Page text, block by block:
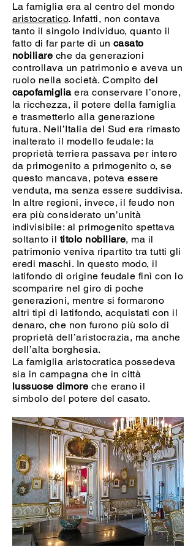
La famiglia era al centro del mondo
aristocratico. Infatti, non contava
tanto il singolo individuo, quanto il
fatto di far parte di un casato
nobiliare che da generazioni
controllava un patrimonio e aveva un
ruolo nella società. Compito del
capofamigliaera conservare l’onore,
la ricchezza, il potere della famiglia
e trasmetterlo alla generazione
futura. Nell’Italia del Sud era rimasto
inalterato il modello feudale: la
proprietà terriera passava per intero
da primogenito a primogenito o, se
questo mancava, poteva essere
venduta, ma senza essere suddivisa.
In altre regioni, invece, il feudo non
era più considerato un’unità
indivisibile: al primogenito spettava
soltanto il titolo nobiliare, ma il
patrimonio veniva ripartito tra tutti gli
eredi maschi. In questo modo, il
latifondo di origine feudale finì con lo
scomparire nel giro di poche
generazioni, mentre si formarono
altri tipi di latifondo, acquistati con il
denaro, che non furono più solo di
proprietà dell’aristocrazia, ma anche
dell’alta borghesia.
La famiglia aristocratica possedeva
sia in campagna che in città
lussuose dimore che erano il
simbolo del potere del casato.